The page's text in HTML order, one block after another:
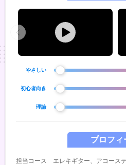
プロフィ
担当コース エレキギター、アコース
やさしい
初心者向き
理論